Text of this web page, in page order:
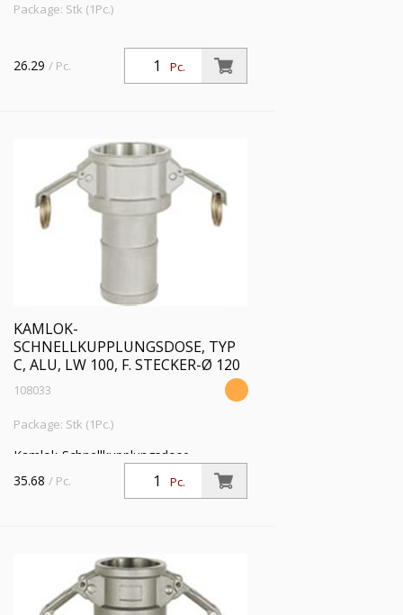
Package: Stk (1Pc.)
Pc.
26.29 / Pc.
KAMLOK-
SCHNELLKUPPLUNGSDOSE, TYP
C, ALU, LW 100, F. STECKER-Ø 120
108033
Package: Stk (1Pc.)
Kamlok-Schnellkupplungsdose,
Schlauchstutzen, Typ C, Alu, Schlauch
LW 100, für Stecker-Ø 120 mm, PN
Pc.
35.68 / Pc.